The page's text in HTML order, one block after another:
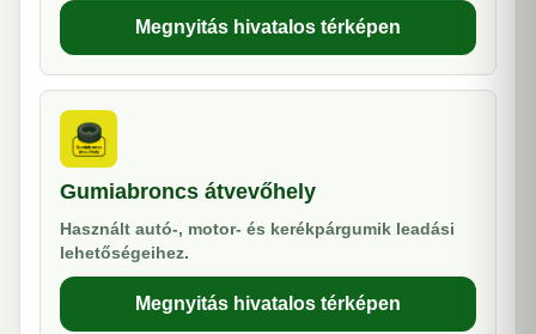
Megnyitás hivatalos térképen
Gumiabroncs átvevőhely
Használt autó-, motor- és kerékpárgumik leadási
lehetőségeihez.
Megnyitás hivatalos térképen